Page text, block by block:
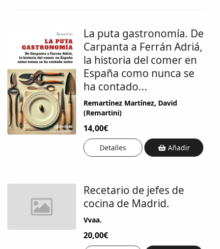
La puta gastronomía. De
Carpanta a Ferrán Adriá,
la historia del comer en
España como nunca se
ha contado...
Remartínez Martínez, David
(Remartini)
14,00€
Detalles Añadir
Recetario de jefes de
cocina de Madrid.
Vvaa.
20,00€